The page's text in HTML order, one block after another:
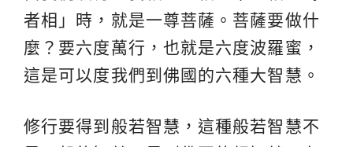
者相」時，就是一尊菩薩。菩薩要做什
麼？要六度萬行，也就是六度波羅蜜，
這是可以度我們到佛國的六種大智慧。
修行要得到般若智慧，這種般若智慧不